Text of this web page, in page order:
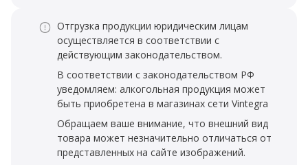
Отгрузка продукции юридическим лицам
осуществляется в соответствии с
действующим законодательством.
В соответствии с законодательством РФ
уведомляем: алкогольная продукция может
быть приобретена в магазинах сети Vintegra
Обращаем ваше внимание, что внешний вид
товара может незначительно отличаться от
представленных на сайте изображений.